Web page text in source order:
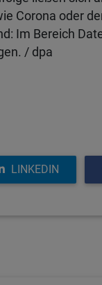
Corona oder
Im Bereich
/ dpa
LINKEDIN